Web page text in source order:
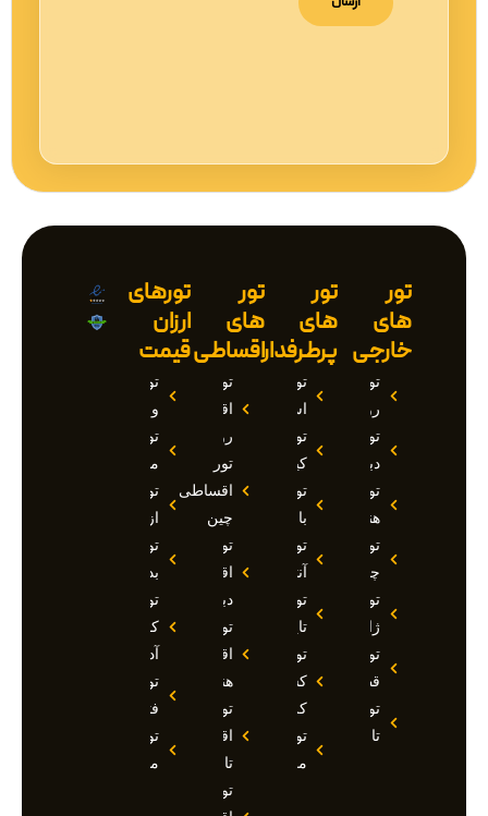
تور
های
خارجی
تور
روسیه
تور
دبی
تور
هند
تور
چین
تور
ژاپن
تور
قطر
تور
تاجیکستان
تور
های
پرطرفدار
تور
استانبول
تور
کیش
تور
بالی
تور
آنتالیا
تور
تایلند
تور
کشتی
کروز
تور
مالدیو
تور
های
اقساطی
تور
اقساطی
روسیه
تور
اقساطی
چین
تور
اقساطی
دبی
تور
اقساطی
هند
تور
اقساطی
تاجیکستان
تور
تورهای
ارزان
قیمت
تور
وان
تور
مارماریس
تور
ازمیر
تور
بدروم
تور
کوش
آداسی
تور
فتحیه
تور
مالزی